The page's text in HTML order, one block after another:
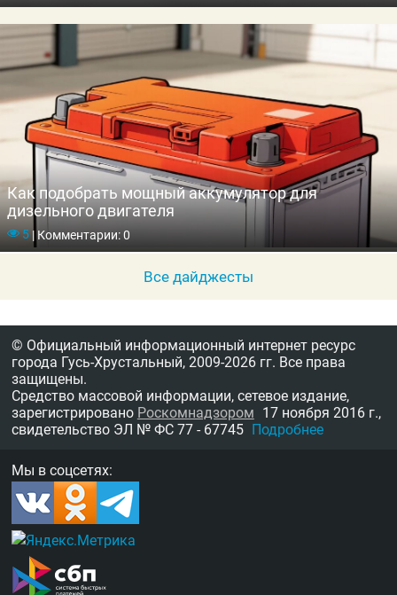
Как подобрать мощный аккумулятор для
дизельного двигателя
5 |Комментарии: 0
Все дайджесты
© Официальный информационный интернет ресурс
города Гусь-Хрустальный, 2009-2026 гг. Все права
защищены.
Средство массовой информации, сетевое издание,
зарегистрировано Роскомнадзором 17 ноября 2016 г.,
свидетельство ЭЛ № ФС 77 - 67745 Подробнее
Мы в соцсетях: